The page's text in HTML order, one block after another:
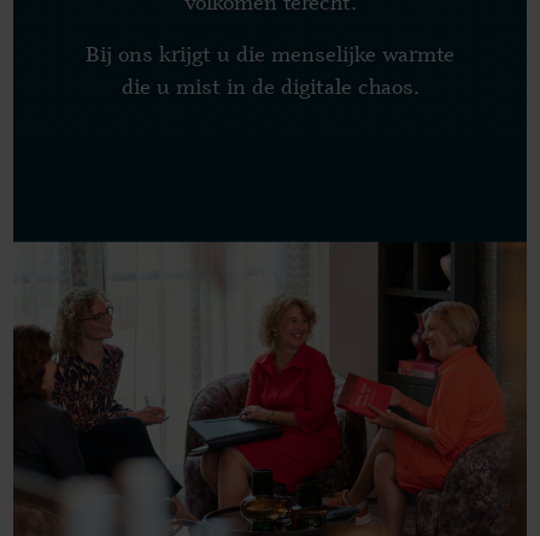
Bij ons krijgt u die menselijke warmte
die u mist in de digitale chaos.